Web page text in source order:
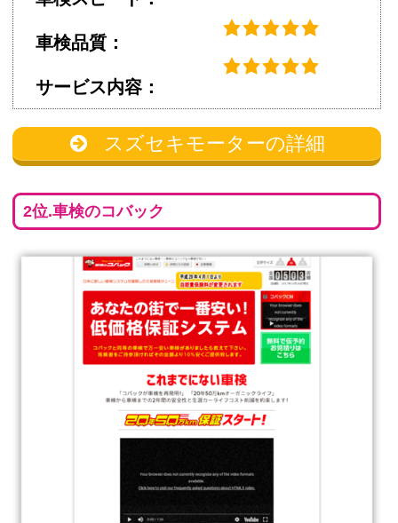
車検品質：
サービス内容：
スズセキモーターの詳細
2位.車検のコバック